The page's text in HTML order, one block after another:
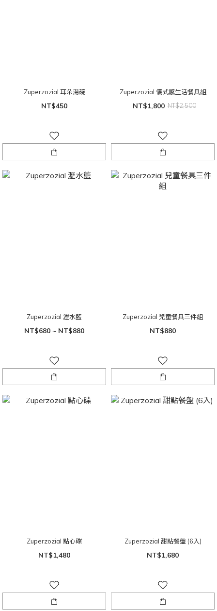
Zuperzozial 耳朵湯碗
NT$450
Zuperzozial 儀式感生活餐具組
NT$1,800 NT$2,500
Zuperzozial 瀝水籃
NT$680 ~ NT$880
Zuperzozial 兒童餐具三件組
NT$880
Zuperzozial 點心碟
NT$1,480
Zuperzozial 甜點餐盤 (6入)
NT$1,680